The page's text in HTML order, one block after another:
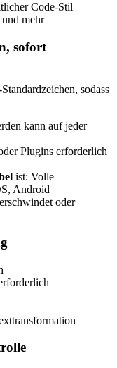
Code-Stil
mehr
sofort
sodass
kann auf jeder
Plugins erforderlich
ist: Volle
Android
oder